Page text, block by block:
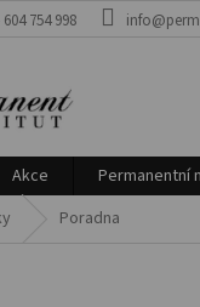
754 998
Akce Permanentní
Poradna